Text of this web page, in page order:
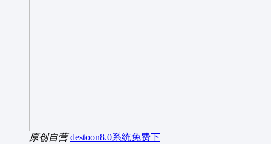
原创自营 destoon8.0系统免费下